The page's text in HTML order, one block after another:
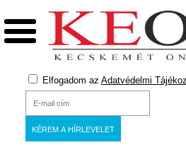
Elfogadom az Adatvédelmi